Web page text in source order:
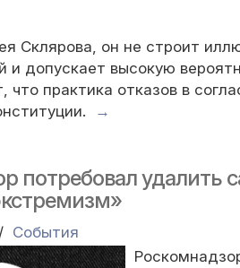
Склярова, он не строит
и допускает высокую
что практика отказов в
→
потребовал удалить
События